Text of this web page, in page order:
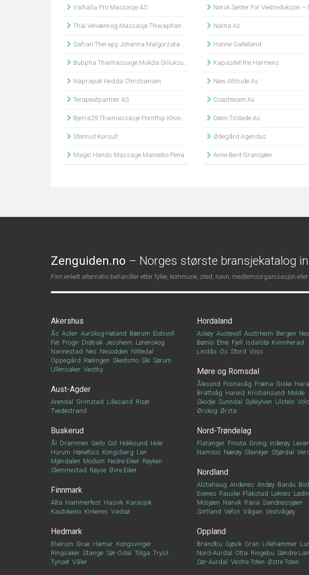
Valhalla Pro Massasje AS
Thai Velvære og Massasje Thiwaphan Khotsakueng
Safran Therapy Johanna Malgorzata Szafran
Bubpha Thaimassage Mukda Sriluksungnern
Naprapat Hedda Christiansen
Terapeutpartner AS
Bjerra29 Thaimassasje Pornthip Khongsap
Stenrud Konsult
Magic Hands Massage Mancebo Pena
Norsk Senter For Vektreduksjon –
Nocna As
Hanne Galteland
Kapasitet Rie Harmens
New Attitude As
Coachteam As
Dønn Tilstede As
Ødegård Agendus
Anne Berit Gransjøen
Zenguiden.no – Norges største bransjekatalog
Finn enkelt alternativ behandler etter fylke, kommune, sted, navn, medlemsorganisasjon
Akershus
Ås Asker Aurskog-Høland Bærum Eidsvoll
Fet Frogn Drøbak Jessheim Lørenskog
Nannestad Nes Nesodden Nittedal
Oppegård Rælingen Skedsmo Ski Sørum
Ullensaker Vestby
Aust-Agder
Arendal Grimstad Lillesand Risør
Tvedestrand
Buskerud
Ål Drammen Geilo Gol Hokksund Hole
Hurum Hønefoss Kongsberg Lier
Mjøndalen Modum Nedre Eiker Røyken
Slemmestad Røyse Øvre Eiker
Finnmark
Alta Hammerfest Hasvik Karasjok
Kautokeino Kirkenes Vadsø
Hedmark
Elverum Grue Hamar Kongsvinger
Ringsaker Stange Sør-Odal Tolga Trysil
Tynset Våler
Hordaland
Askøy Austevoll Austrheim Bergen
Bømlo Etne Fjell Isdalstø Kvinnherad
Lindås Os Stord Voss
Møre og Romsdal
Ålesund Fosnavåg Fræna Giske
Brattvåg Hareid Kristiansund Molde
Skodje Sunndal Sykkylven Ulstein
Ørskog Ørsta
Nord-Trøndelag
Flatanger Frosta Grong Inderøy
Namsos Nærøy Steinkjer Stjørdal
Nordland
Alstahaug Andenes Andøy Bardu
Evenes Fauske Flakstad Leknes
Mosjøen Narvik Rana Sandnessjøen
Sortland Vefsn Vågan Vestvågøy
Oppland
Brandbu Gjøvik Gran Lillehammer
Nord-Aurdal
Otta Ringebu Søndre
Sør-Aurdal
Vestre Toten Østre Toten